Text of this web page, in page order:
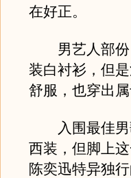
在好正。
男艺人部份
装白衬衫，但
舒服，也穿出属
入围最佳男
西装，但脚上
陈奕迅特异独